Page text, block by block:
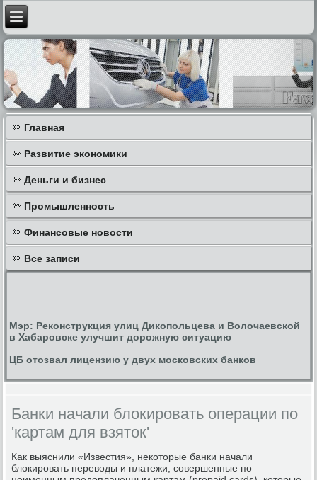
Главная
Развитие экономики
Деньги и бизнес
Промышленность
Финансовые новости
Все записи
Мэр: Реконструкция улиц Дикопольцева и Волочаевской
в Хабаровске улучшит дорожную ситуацию
ЦБ отозвал лицензию у двух московских банков
Банки начали блокировать операции по
'картам для взяток'
Как выяснили «Известия», некоторые банки начали
блокировать переводы и платежи, совершенные по